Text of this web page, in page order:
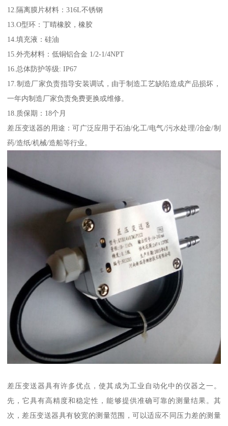
12.隔离膜片材料：316L不锈钢
13.O型环：丁晴橡胶，橡胶
14.填充液：硅油
15.外壳材料：低铜铝合金 1/2-1/4NPT
16.总体防护等级: IP67
17.制造厂家负责指导安装调试，由于制造工艺缺陷造成产品损坏，
一年内制造厂家负责免费更换或维修。
18.质保期：18个月
差压变送器的用途：可广泛应用于石油/化工/电气/污水处理/冶金/制
药/造纸/机械/造船等行业。
差压变送器具有许多优点，使其成为工业自动化中的仪器之一。
先，它具有高精度和稳定性，能够提供准确可靠的测量结果。其
次，差压变送器具有较宽的测量范围，可以适应不同压力差的测量